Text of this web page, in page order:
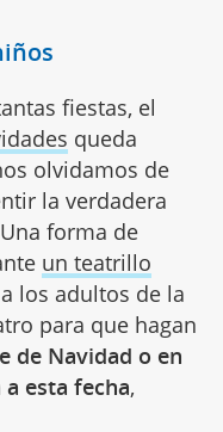
fiestas, el
queda
olvidamos de
la verdadera
forma de
un teatrillo
los adultos de la
para que hagan
de Navidad o en
esta fecha,